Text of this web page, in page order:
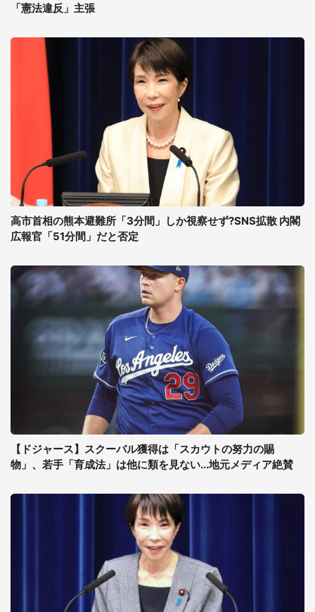
「憲法違反」主張
高市首相の熊本避難所「3分間」しか視察せず?SNS拡散 内閣
広報官「51分間」だと否定
【ドジャース】スクーバル獲得は「スカウトの努力の賜
物」、若手「育成法」は他に類を見ない...地元メディア絶賛